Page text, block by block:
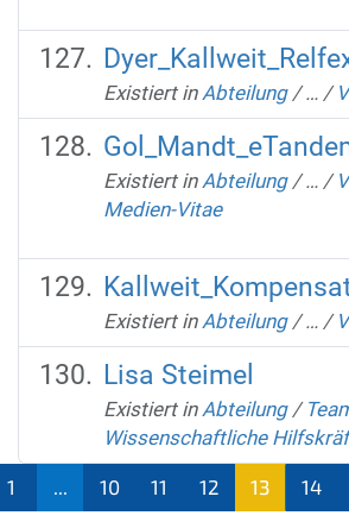
Existiert in Abteilung /… /
Existiert in Abteilung /… /
Medien-Vitae
Existiert in Abteilung /… /
Lisa Steimel
Existiert in Abteilung /
Wissenschaftliche
1 10 11 12
13
14